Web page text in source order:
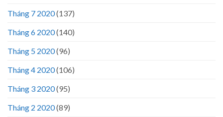
Tháng 7 2020(137)
Tháng 6 2020(140)
Tháng 5 2020(96)
Tháng 4 2020(106)
Tháng 3 2020(95)
Tháng 2 2020(89)